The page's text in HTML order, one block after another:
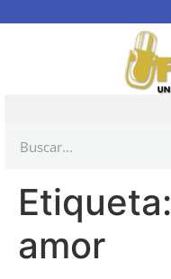
Etiqueta:
amor